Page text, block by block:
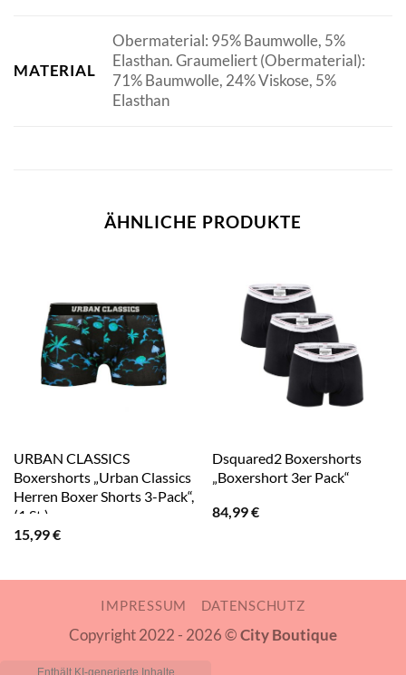
MATERIAL
Obermaterial: 95% Baumwolle, 5%
Elasthan. Graumeliert (Obermaterial):
71% Baumwolle, 24% Viskose, 5%
Elasthan
ÄHNLICHE PRODUKTE
URBAN CLASSICS
Boxershorts „Urban Classics
Herren Boxer Shorts 3-Pack“,
(1 St.)
15,99€
Dsquared2 Boxershorts
„Boxershort 3er Pack“
84,99€
IMPRESSUM DATENSCHUTZ
Copyright 2022 - 2026 ©City Boutique